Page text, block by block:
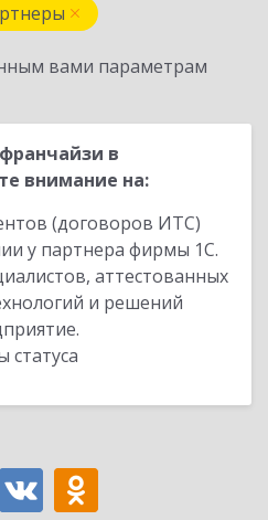
вами параметрам
в
внимание на:
(договоров ИТС)
у партнера фирмы 1С.
аттестованных
и решений
статуса